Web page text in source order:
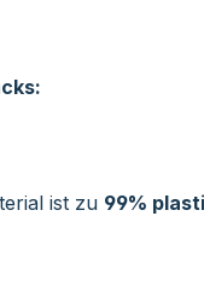
ist zu 99%